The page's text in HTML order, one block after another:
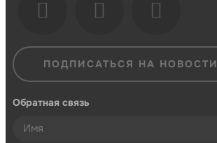
ПОДПИСАТЬСЯ НА НОВОСТИ
Обратная связь